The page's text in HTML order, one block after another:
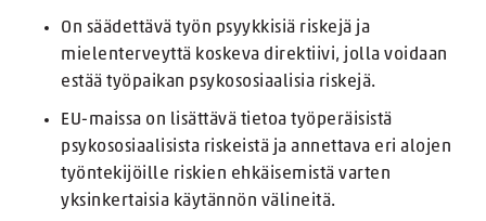
On säädettävä työn psyykkisiä riskejä ja
mielenterveyttä koskeva direktiivi, jolla voidaan
estää työpaikan psykososiaalisia riskejä.
EU-maissa on lisättävä tietoa työperäisistä
psykososiaalisista riskeistä ja annettava eri alojen
työntekijöille riskien ehkäisemistä varten
yksinkertaisia käytännön välineitä.